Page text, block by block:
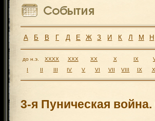
А Б В Г Д Е Ж З И К Л М Н
до н.э. XXXX XXX XX X IX
I
II III IV V VI VII VIII IX X
3-я Пуническая